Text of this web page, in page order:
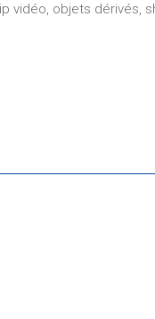
vidéo, objets dérivés,